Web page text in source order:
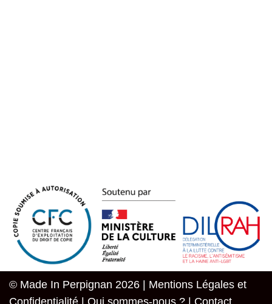
© Made In Perpignan 2026 | Mentions Légales et
Confidentialité
Qui sommes-nous ? Contact